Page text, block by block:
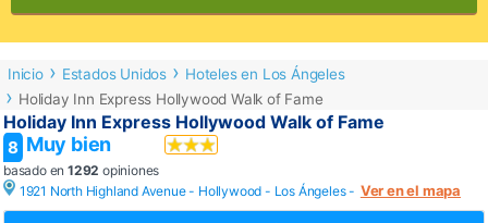
Inicio Estados Unidos
Hoteles en Los Ángeles
Holiday Inn Express Hollywood Walk of Fame
Holiday Inn Express Hollywood Walk of Fame
8 Muy bien
basado en 1292 opiniones
1921 North Highland Avenue - Hollywood - Los Ángeles- Ver en el mapa